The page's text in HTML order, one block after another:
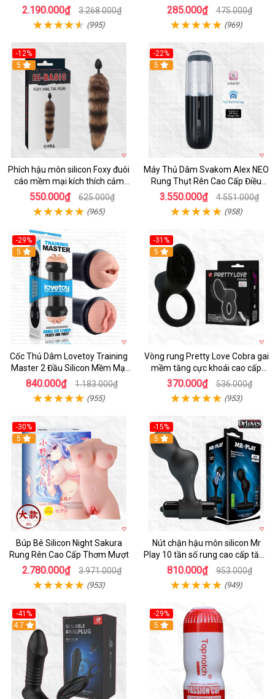
2.190.000₫ 3.268.000₫
(995)
Thời Gian
285.000₫ 475.000₫
(969)
-12%
Hot
5
Phích hậu môn silicon Foxy đuôi
cáo mềm mại kích thích cảm
giác mới
550.000₫ 625.000₫
(965)
-22%
5
Máy Thủ Dâm Svakom Alex NEO
Rung Thụt Rên Cao Cấp Điều
Khiển App
3.550.000₫ 4.551.000₫
(958)
-29%
Hot
5
Cốc Thủ Dâm Lovetoy Training
Master 2 Đầu Silicon Mềm Mại
Tiện Lợi
840.000₫ 1.183.000₫
(955)
-31%
5
Vòng rung Pretty Love Cobra gai
mềm tăng cực khoái cao cấp
chính hãng
370.000₫ 536.000₫
(953)
-30%
Hot
5
Búp Bê Silicon Night Sakura
Rung Rên Cao Cấp Thơm Mượt
2.780.000₫ 3.971.000₫
(953)
-15%
Hot
5
Nút chặn hậu môn silicon Mr
Play 10 tần số rung cao cấp tăng
khoái cảm
810.000₫ 953.000₫
(949)
-41%
Hot
4.7
-29%
5